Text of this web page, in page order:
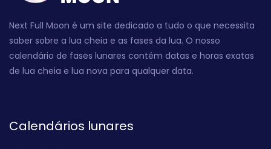
Next Full Moon é um site dedicado a tudo o que necessita
saber sobre a lua cheia e as fases da lua. O nosso
calendário de fases lunares contém datas e horas exatas
de lua cheia e lua nova para qualquer data.
Calendários lunares